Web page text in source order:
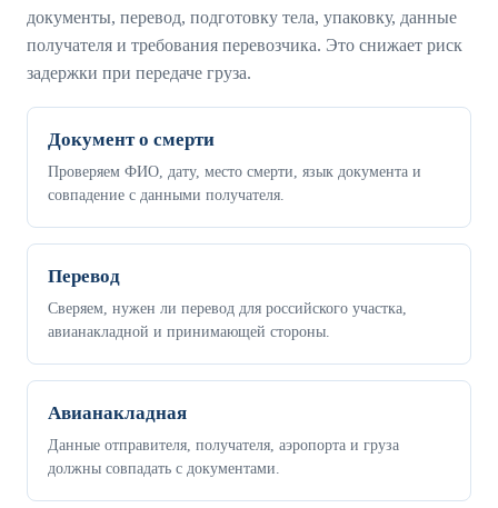
документы, перевод, подготовку тела, упаковку, данные
получателя и требования перевозчика. Это снижает риск
задержки при передаче груза.
Документ о смерти
Проверяем ФИО, дату, место смерти, язык документа и
совпадение с данными получателя.
Перевод
Сверяем, нужен ли перевод для российского участка,
авианакладной и принимающей стороны.
Авианакладная
Данные отправителя, получателя, аэропорта и груза
должны совпадать с документами.